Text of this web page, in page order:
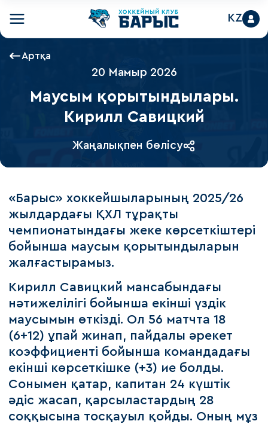
KZ
Артқа
20 Мамыр 2026
Маусым қорытындылары.
Кирилл Савицкий
Жаңалықпен бөлісу
«Барыс» хоккейшыларының 2025/26
жылдардағы ҚХЛ тұрақты
чемпионатындағы жеке көрсеткіштері
бойынша маусым қорытындыларын
жалғастырамыз.
Кирилл Савицкий мансабындағы
нәтижелілігі бойынша екінші үздік
маусымын өткізді. Ол 56 матчта 18
(6+12) ұпай жинап, пайдалы әрекет
коэффициенті бойынша командадағы
екінші көрсеткішке (+3) ие болды.
Сонымен қатар, капитан 24 күштік
әдіс жасап, қарсыластардың 28
соққысына тосқауыл қойды. Оның мұз